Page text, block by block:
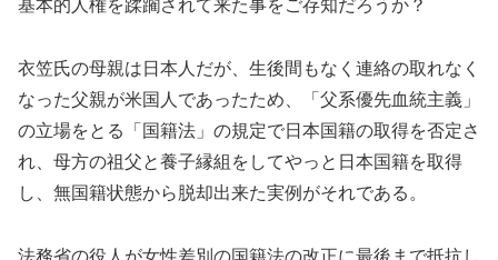
基本的人権を蹂躙されて来た事をご存知だろうか？
衣笠氏の母親は日本人だが、生後間もなく連絡の取れなく
なった父親が米国人であったため、「父系優先血統主義」
の立場をとる「国籍法」の規定で日本国籍の取得を否定さ
れ、母方の祖父と養子縁組をしてやっと日本国籍を取得
し、無国籍状態から脱却出来た実例がそれである。
法務省の役人が女性差別の国籍法の改正に最後まで抵抗し